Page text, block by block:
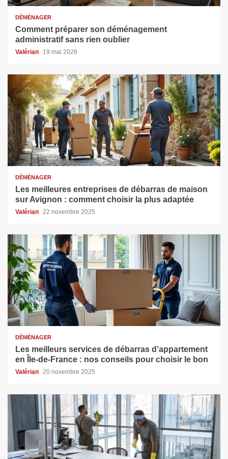
DÉMÉNAGER
Comment préparer son déménagement
administratif sans rien oublier
Valérian 19 mai 2026
DÉMÉNAGER
Les meilleures entreprises de débarras de maison
sur Avignon : comment choisir la plus adaptée
Valérian 22 novembre 2025
DÉMÉNAGER
Les meilleurs services de débarras d’appartement
en Île-de-France : nos conseils pour choisir le bon
Valérian 20 novembre 2025